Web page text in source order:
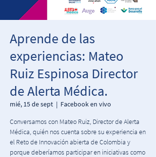
Aprende de las
experiencias: Mateo
Ruiz Espinosa Director
de Alerta Médica.
mié, 15 de sept
  |
Facebook en vivo
Conversamos con Mateo Ruiz, Director de Alerta
Médica, quién nos cuenta sobre su experiencia en
el Reto de Innovación abierta de Colombia y
porque deberíamos participar en iniciativas como